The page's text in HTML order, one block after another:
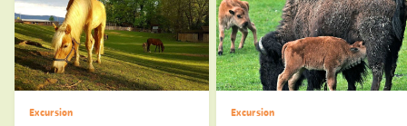
Excursion Excursion